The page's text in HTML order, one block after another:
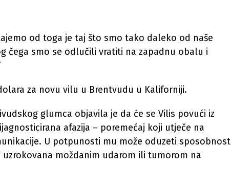
od toga je taj što smo tako daleko od naše
čega smo se odlučili vratiti na zapadnu obalu i
za novu vilu u Brentvudu u Kaliforniji.
glumca objavila je da će se Vilis povući iz
afazija – poremećaj koji utječe na
U potpunosti mu može oduzeti sposobnost
uzrokovana moždanim udarom ili tumorom na